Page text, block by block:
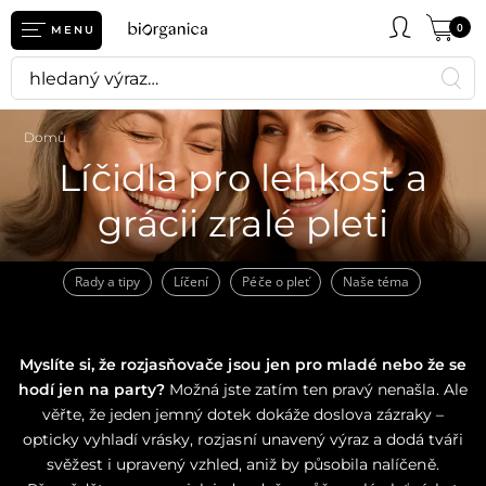
MENU 0
Domů
Líčidla pro lehkost a
grácii zralé pleti
Rady a tipy Líčení Péče o pleť Naše téma
Myslíte si, že rozjasňovače jsou jen pro mladé nebo že se
hodí jen na party?Možná jste zatím ten pravý nenašla. Ale
věřte, že jeden jemný dotek dokáže doslova zázraky –
opticky vyhladí vrásky, rozjasní unavený výraz a dodá tváři
svěžest i upravený vzhled, aniž by působila nalíčeně.